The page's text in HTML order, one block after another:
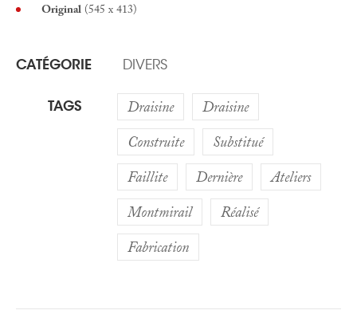
Original (545 x 413)
CATÉGORIE DIVERS
TAGS Draisine
Draisine
Construite
Substitué
Faillite
Dernière
Ateliers
Montmirail
Réalisé
Fabrication